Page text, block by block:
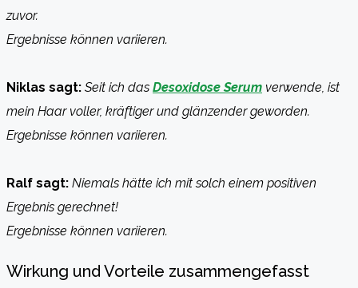
zuvor.
Ergebnisse können variieren.
Niklas sagt: Seit ich das Desoxidose Serum verwende, ist
mein Haar voller, kräftiger und glänzender geworden.
Ergebnisse können variieren.
Ralf sagt: Niemals hätte ich mit solch einem positiven
Ergebnis gerechnet!
Ergebnisse können variieren.
Wirkung und Vorteile zusammengefasst